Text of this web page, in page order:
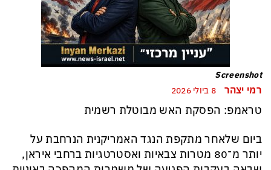
Screenshot
רמי יצהר
טראמפ: הפסקת האש מבוטלת רשמית
ביום שלאחר מתקפת הנגד האמריקנית הנרחבת על
יותר מ־80 מטרות צבאיות ואסטרטגיות ברחבי איראן,